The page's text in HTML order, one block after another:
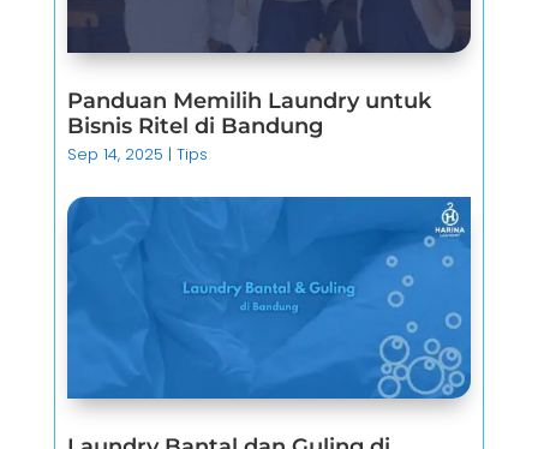
Panduan Memilih Laundry untuk
Bisnis Ritel di Bandung
Sep 14, 2025 |Tips